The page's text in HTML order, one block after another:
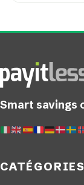
Smart savings
CATÉGORIES